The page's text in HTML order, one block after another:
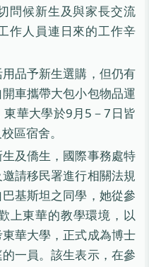
問候新生及與家長交流
作人員連日來的工作辛
品予新生選購，但仍有
車攜帶大包小包物品運
華大學於9月5－7日皆
區宿舍。
及僑生，國際事務處特
請移民署進行相關法規
基斯坦之同學，她從參
上東華的教學環境，以
華大學，正式成為博士
一員。該生表示，在參